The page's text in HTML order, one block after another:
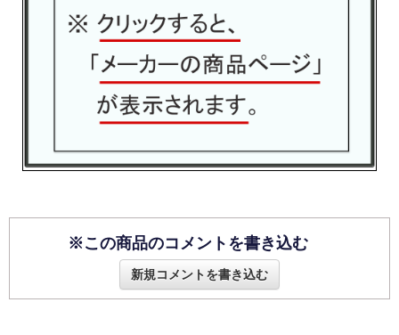
※この商品のコメントを書き込む
新規コメントを書き込む